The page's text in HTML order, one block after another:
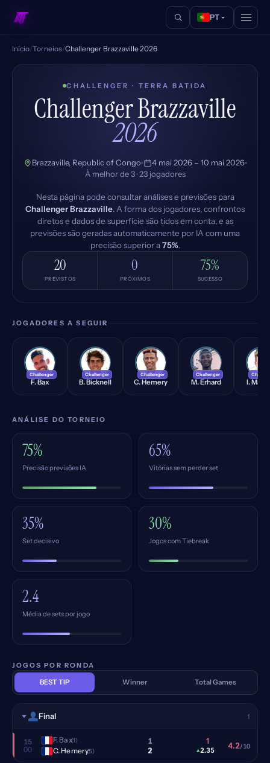
PT
Início/Torneios/Challenger Brazzaville 2026
CHALLENGER · TERRA BATIDA
Challenger Brazzaville
2026
Brazzaville, Republic of Congo
4 mai 2026 – 10 mai 2026
À melhor de 3 · 23 jogadores
Nesta página pode consultar análises e previsões para
Challenger Brazzaville. A forma dos jogadores, confrontos
diretos e dados de superfície são tidos em conta, e as
previsões são geradas automaticamente por IA com uma
precisão superior a75%.
20
PREVISTOS
0
PRÓXIMOS
75%
SUCESSO
JOGADORES A SEGUIR
FB
Challenger
F. Bax
BB
Challenger
B. Bicknell
CH
Challenger
C. Hemery
ME
Challenger
M. Erhard
IM
I.
ANÁLISE DO TORNEIO
75%
Precisão previsões IA
65%
Vitórias sem perder set
35%
Set decisivo
30%
Jogos com Tiebreak
2.4
Média de sets por jogo
JOGOS POR RONDA
BEST TIP
Winner Total Games
Final 1
15
00
F. Bax(1)
C. Hemery(5)
1
2
1
▴2.35 4.2/10